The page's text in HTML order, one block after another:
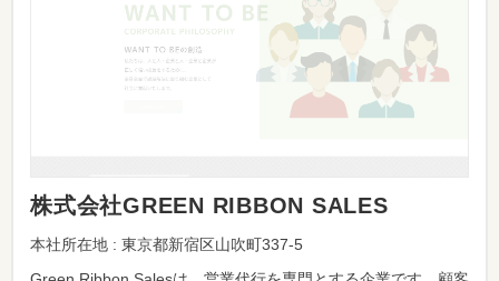
株式会社GREEN RIBBON SALES
本社所在地 : 東京都新宿区山吹町337-5